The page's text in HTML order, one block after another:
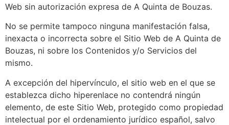
Web sin autorización expresa de A Quinta de Bouzas.
No se permite tampoco ninguna manifestación falsa,
inexacta o incorrecta sobre el Sitio Web de A Quinta de
Bouzas, ni sobre los Contenidos y/o Servicios del
mismo.
A excepción del hipervínculo, el sitio web en el que se
establezca dicho hiperenlace no contendrá ningún
elemento, de este Sitio Web, protegido como propiedad
intelectual por el ordenamiento jurídico español, salvo